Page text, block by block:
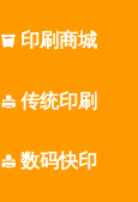
󰇦 印刷商城
󰂨 传统印刷
󰂨 数码快印